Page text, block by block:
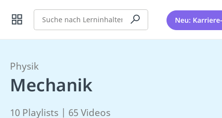
Suche Neu:
Physik
Mechanik
10 Playlists | 65 Videos